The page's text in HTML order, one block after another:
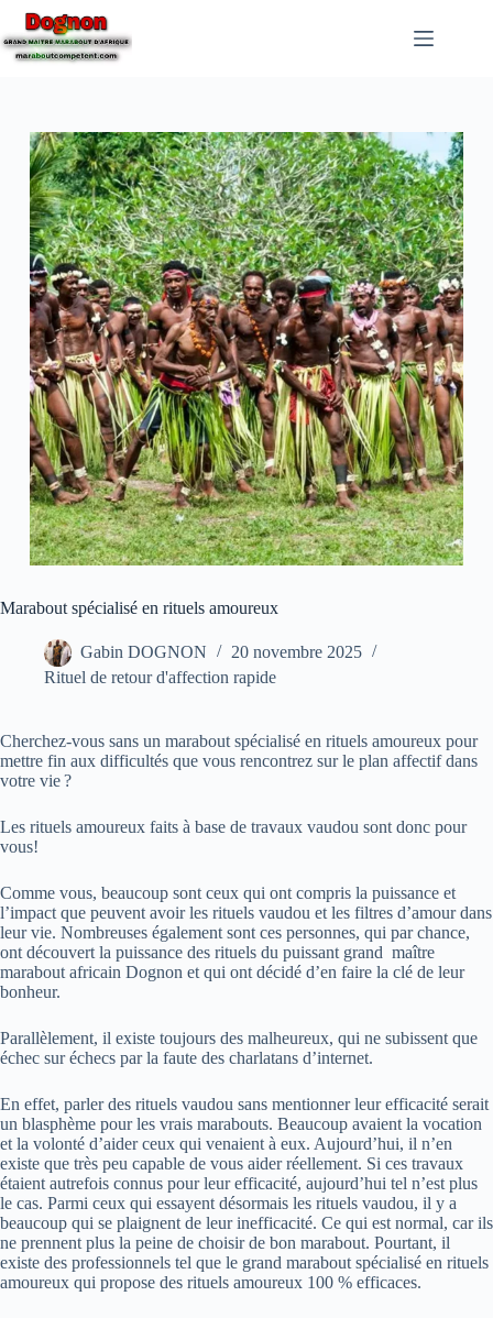
Marabout spécialisé en rituels amoureux
Gabin DOGNON
20 novembre 2025
Rituel de retour d'affection rapide
Cherchez-vous sans un marabout spécialisé en rituels amoureux pour
mettre fin aux difficultés que vous rencontrez sur le plan affectif dans
votre vie ?
Les rituels amoureux faits à base de travaux vaudou sont donc pour
vous!
Comme vous, beaucoup sont ceux qui ont compris la puissance et
l’impact que peuvent avoir les rituels vaudou et les filtres d’amour dans
leur vie. Nombreuses également sont ces personnes, qui par chance,
ont découvert la puissance des rituels du puissant grand maître
marabout africain Dognon et qui ont décidé d’en faire la clé de leur
bonheur.
Parallèlement, il existe toujours des malheureux, qui ne subissent que
échec sur échecs par la faute des charlatans d’internet.
En effet, parler des rituels vaudou sans mentionner leur efficacité serait
un blasphème pour les vrais marabouts. Beaucoup avaient la vocation
et la volonté d’aider ceux qui venaient à eux. Aujourd’hui, il n’en
existe que très peu capable de vous aider réellement. Si ces travaux
étaient autrefois connus pour leur efficacité, aujourd’hui tel n’est plus
le cas. Parmi ceux qui essayent désormais les rituels vaudou, il y a
beaucoup qui se plaignent de leur inefficacité. Ce qui est normal, car ils
ne prennent plus la peine de choisir de bon marabout. Pourtant, il
existe des professionnels tel que le grand marabout spécialisé en rituels
amoureux qui propose des rituels amoureux 100 % efficaces.